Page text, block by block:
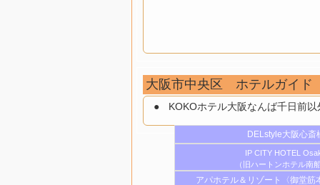
大阪市中央区 ホテルガイド
KOKOホテル大阪なんば千日前
DELstyle大阪心斎
IP CITY HOTEL
（旧ハートンホテル南
アパホテル＆リゾート〈御堂筋